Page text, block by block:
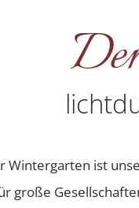
Wintergarten ist
große